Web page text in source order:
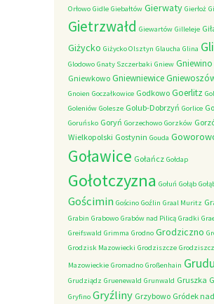
Orłowo Gidle Giebałtów Gierwaty Gierłoż
Gietrzwałd Giewartów Gilleleje
Giżycko Giżycko Olsztyn Glaucha Glina
Glodowo Gnaty Szczerbaki Gniew Gniewino
Gniewkowo Gniewniewice
Gnoien Goczałkowice Godkowo Goerlitz
Goleniów Golesze Golub-Dobrzyń Gorlice
Goruńsko Goryń Gorzechowo Gorzków
Wielkopolski Gostynin Gouda
Goławice Gołańcz Gołdap
Gołotczyzna Gołuń Gołąb
Gościmin Gościno Goźlin Graal Muritz
Grabin Grabowo Grabów nad Pilicą Gradki
Greifswald Grimma Grodno Grodziczno
Grodzisk Mazowiecki Grodziszcze
Mazowieckie Gromadno Großenhain
Grudziądz Gruenewald Grunwald Gruszka
Gryfino Gryźliny Grzybowo Gródek nad